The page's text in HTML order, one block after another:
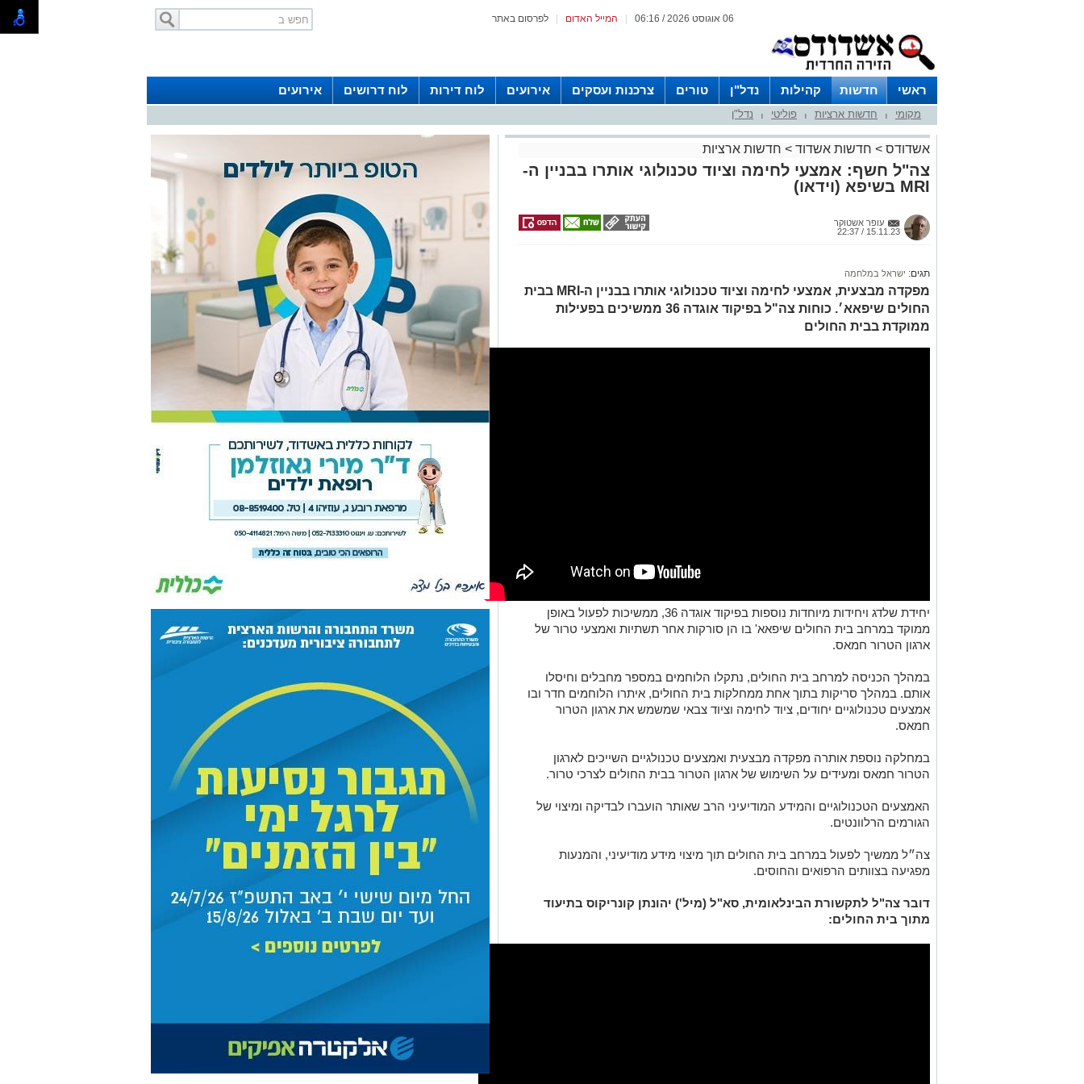
לפרסום באתר המייל האדום 06 אוגוסט 2026 / 06:16
ראשי חדשות קהילות נדל"ן טורים צרכנות ועסקים אירועים לוח דירות לוח דרושים אירועים
מקומי חדשות ארציות פוליטי נדל"ן
אשדודס > חדשות אשדוד > חדשות ארציות
צה"ל חשף: אמצעי לחימה וציוד טכנולוגי אותרו בבניין ה-
MRI בשיפא (וידאו)
עופר אשטוקר
15.11.23 / 22:37
תגים: ישראל במלחמה
מפקדה מבצעית, אמצעי לחימה וציוד טכנולוגי אותרו בבניין ה-MRI בבית
החולים שיפאא׳. כוחות צה"ל בפיקוד אוגדה 36 ממשיכים בפעילות
ממוקדת בבית החולים
יחידת שלדג ויחידות מיוחדות נוספות בפיקוד אוגדה 36, ממשיכות לפעול באופן
ממוקד במרחב בית החולים שיפאא' בו הן סורקות אחר תשתיות ואמצעי טרור של
ארגון הטרור חמאס.
במהלך הכניסה למרחב בית החולים, נתקלו הלוחמים במספר מחבלים וחיסלו
אותם. במהלך סריקות בתוך אחת ממחלקות בית החולים, איתרו הלוחמים חדר ובו
אמצעים טכנולוגיים יחודים, ציוד לחימה וציוד צבאי שמשמש את ארגון הטרור
חמאס.
במחלקה נוספת אותרה מפקדה מבצעית ואמצעים טכנולגיים השייכים לארגון
הטרור חמאס ומעידים על השימוש של ארגון הטרור בבית החולים לצרכי טרור.
האמצעים הטכנולוגיים והמידע המודיעיני הרב שאותר הועברו לבדיקה ומיצוי של
הגורמים הרלוונטים.
צה״ל ממשיך לפעול במרחב בית החולים תוך מיצוי מידע מודיעיני, והמנעות
מפגיעה בצוותים הרפואים והחוסים.
דובר צה"ל לתקשורת הבינלאומית, סא"ל (מיל') יהונתן קונריקוס בתיעוד
מתוך בית החולים: